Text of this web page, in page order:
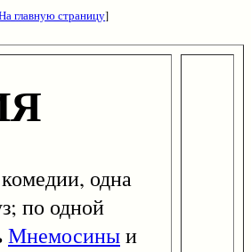
главную страницу]
комедии, одна
по одной
Мнемосиныи